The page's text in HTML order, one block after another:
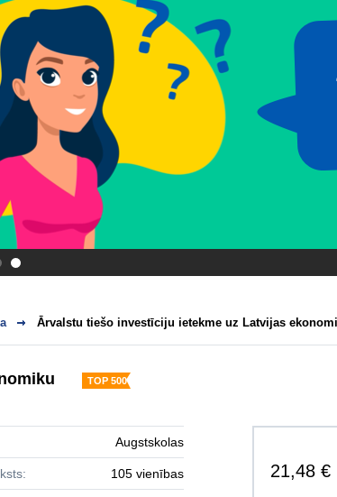
.
Ārvalstu tiešo investīciju ietekme uz Latvijas
TOP 500
21,48 €
Augstskolas
105 vienības